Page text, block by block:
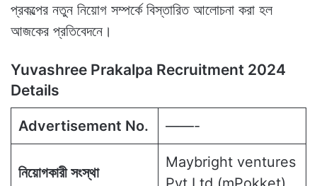
প্রকল্পের নতুন নিয়োগ সম্পর্কে বিস্তারিত আলোচনা করা হল
আজকের প্রতিবেদনে।
Yuvashree Prakalpa Recruitment 2024
Details
Advertisement No. ——-
নিয়োগকারী সংস্থা
Maybright ventures